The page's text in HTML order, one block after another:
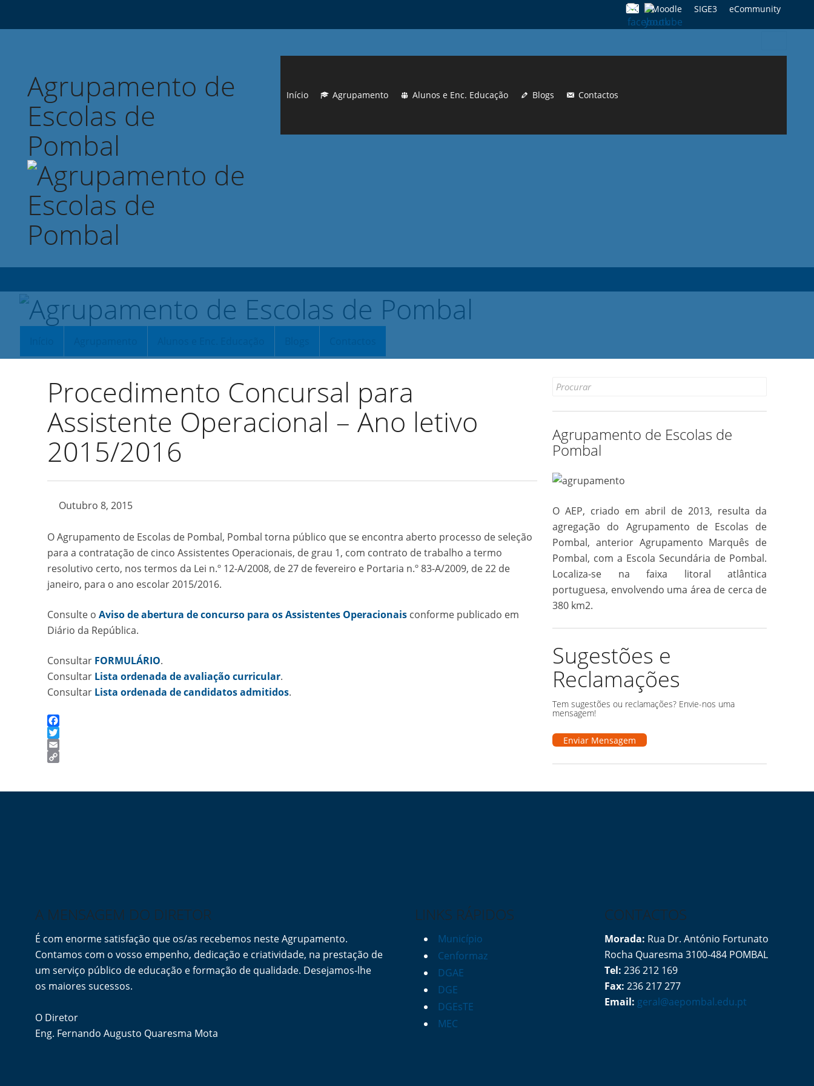
Moodle SIGE3 eCommunity
for:
Agrupamento de
Escolas de
Pombal
Início Agrupamento Alunos e Enc. Educação Blogs Contactos
Procedimento Concursal para
Assistente Operacional – Ano letivo
2015/2016
Outubro 8, 2015
O Agrupamento de Escolas de Pombal, Pombal torna público que se encontra aberto processo de seleção
para a contratação de cinco Assistentes Operacionais, de grau 1, com contrato de trabalho a termo
resolutivo certo, nos termos da Lei n.º 12-A/2008, de 27 de fevereiro e Portaria n.º 83-A/2009, de 22 de
janeiro, para o ano escolar 2015/2016.
Consulte o Aviso de abertura de concurso para os Assistentes Operacionais conforme publicado em
Diário da República.
Consultar FORMULÁRIO.
Consultar Lista ordenada de avaliação curricular.
Consultar Lista ordenada de candidatos admitidos.
Facebook
Twitter
Email
Search
Agrupamento de Escolas de
Pombal
O AEP, criado em abril de 2013, resulta da
agregação do Agrupamento de Escolas de
Pombal, anterior Agrupamento Marquês de
Pombal, com a Escola Secundária de Pombal.
Localiza-se na faixa litoral atlântica
portuguesa, envolvendo uma área de cerca de
380 km2.
Sugestões e
Reclamações
Tem sugestões ou reclamações? Envie-nos uma
mensagem!
Enviar Mensagem
A MENSAGEM DO DIRETOR
É com enorme satisfação que os/as recebemos neste Agrupamento.
Contamos com o vosso empenho, dedicação e criatividade, na prestação de
um serviço público de educação e formação de qualidade. Desejamos-lhe
os maiores sucessos.
O Diretor
Eng. Fernando Augusto Quaresma Mota
LINKS RÁPIDOS
Município
Cenformaz
DGAE
DGE
DGEsTE
MEC
CONTACTOS
Morada: Rua Dr. António Fortunato
Rocha Quaresma 3100-484 POMBAL
Tel: 236 212 169
Fax: 236 217 277
Email: geral@aepombal.edu.pt